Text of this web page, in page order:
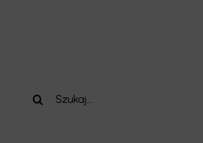
Szukaj